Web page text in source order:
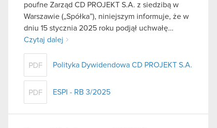
poufne Zarząd CD PROJEKT S.A. z siedzibą w
Warszawie („Spółka”), niniejszym informuje, że w
dniu 15 stycznia 2025 roku podjął uchwałę…
Czytaj dalej
PDF Polityka Dywidendowa CD PROJEKT S.A.
PDF ESPI - RB 3/2025